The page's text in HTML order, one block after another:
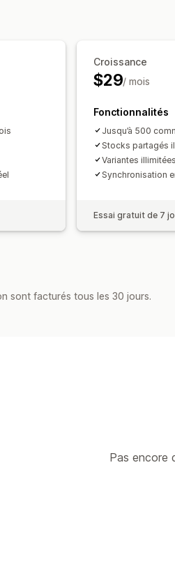
Croissance
$29/ mois
Fonctionnalités
Jusqu’à 500
Stocks partagés
Variantes illimitées
Synchronisation
Essai gratuit de 7
sont facturés tous les 30 jours.
Pas encore